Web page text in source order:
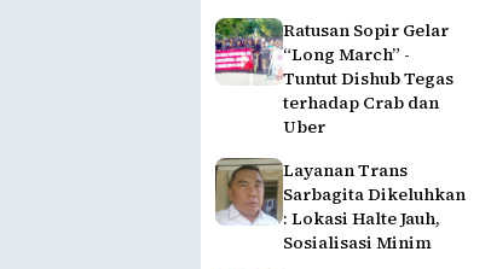
Ratusan Sopir Gelar
“Long March” -
Tuntut Dishub Tegas
terhadap Crab dan
Uber
Layanan Trans
Sarbagita Dikeluhkan
: Lokasi Halte Jauh,
Sosialisasi Minim